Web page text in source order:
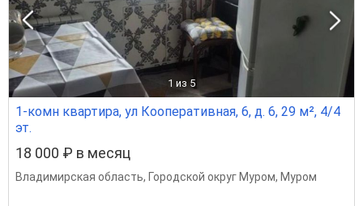
1 из 5
1-комн квартира, ул Кооперативная, 6, д. 6, 29 м², 4/4
эт.
18 000 ₽ в месяц
Владимирская область, Городской округ Муром, Муром